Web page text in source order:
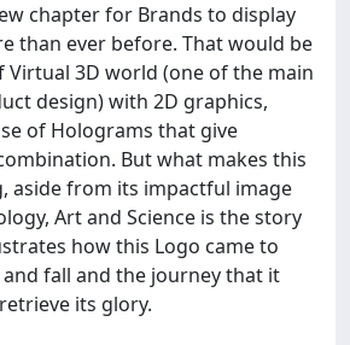
chapter for Brands to display
than ever before. That would be
3D world (one of the main
design) with 2D graphics,
of Holograms that give
But what makes this
aside from its impactful image
Art and Science is the story
how this Logo came to
and fall and the journey that it
its glory.